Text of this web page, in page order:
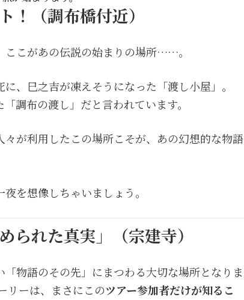
（調布橋付近）
ここがあの伝説の始まりの場所……。
、巳之吉が凍えそうになった「渡し小屋」。
調布の渡し」だと言われています。
が利用したこの場所こそが、あの幻想的な物語
を想像しちゃいましょう。
れた真実」（宗建寺）
物語のその先」にまつわる大切な場所となりま
リーは、まさにこのツアー参加者だけが知るこ